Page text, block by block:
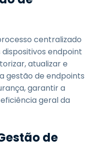
centralizado
endpoint
atualizar e
gestão de endpoints
garantir a
geral da
de